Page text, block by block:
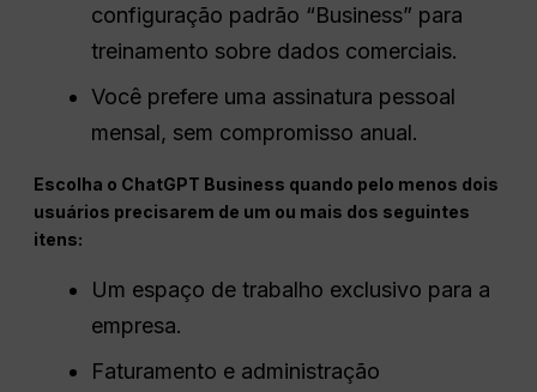
configuração padrão “Business” para
treinamento sobre dados comerciais.
Você prefere uma assinatura pessoal
mensal, sem compromisso anual.
Escolha o ChatGPT Business quando pelo menos dois
usuários precisarem de um ou mais dos seguintes
itens:
Um espaço de trabalho exclusivo para a
empresa.
Faturamento e administração